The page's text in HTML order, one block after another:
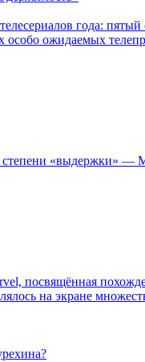
года:
ожидаемых
«выдержки» —
посвящённая
на экране